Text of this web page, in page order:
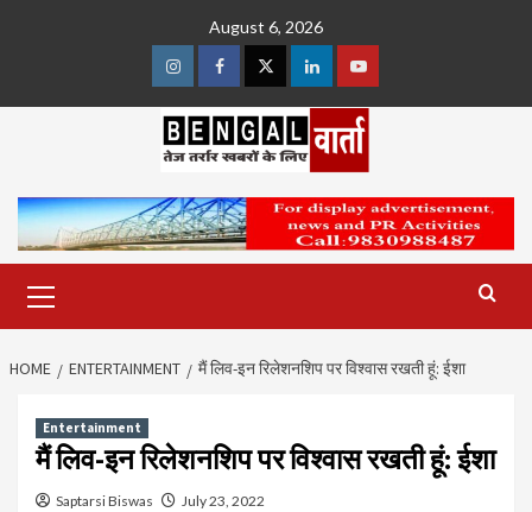
August 6, 2026
InstagramFacebookTwitterLinkedinYoutube
Menu
HOME ENTERTAINMENT मैं लिव-इन रिलेशनशिप पर विश्वास रखती हूं: ईशा
Entertainment
मैं लिव-इन रिलेशनशिप पर विश्वास रखती हूं: ईशा
Saptarsi Biswas July 23, 2022